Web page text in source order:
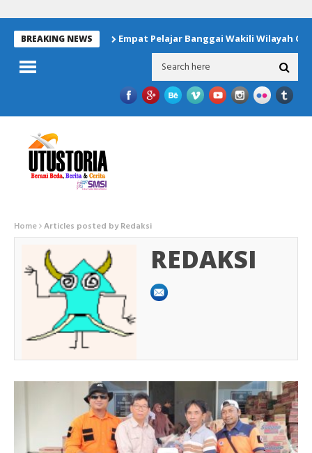
BREAKING NEWSEmpat Pelajar Banggai Wakili Wilayah Operasi JOB
Home Articles posted by Redaksi
REDAKSI